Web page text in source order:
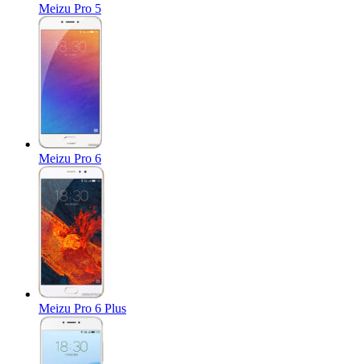
Meizu Pro 5
Meizu Pro 6
Meizu Pro 6 Plus